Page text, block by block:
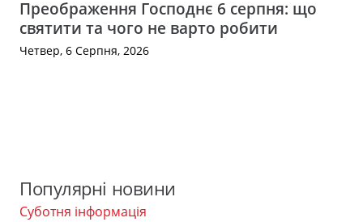
Преображення Господнє 6 серпня: що
святити та чого не варто робити
Четвер, 6 Серпня, 2026
Популярні новини
Суботня інформація